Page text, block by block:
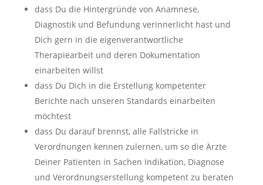
dass Du die Hintergründe von Anamnese,
Diagnostik und Befundung verinnerlicht hast und
Dich gern in die eigenverantwortliche
Therapiearbeit und deren Dokumentation
einarbeiten willst
dass Du Dich in die Erstellung kompetenter
Berichte nach unseren Standards einarbeiten
möchtest
dass Du darauf brennst, alle Fallstricke in
Verordnungen kennen zulernen, um so die Ärzte
Deiner Patienten in Sachen Indikation, Diagnose
und Verordnungserstellung kompetent zu beraten